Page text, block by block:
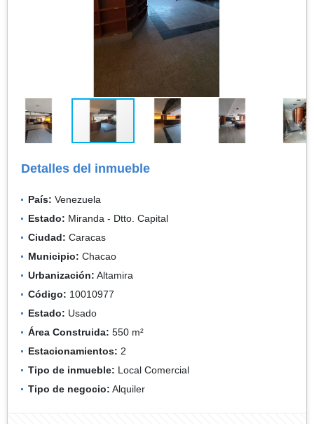
Detalles del inmueble
País: Venezuela
Estado: Miranda - Dtto. Capital
Ciudad: Caracas
Municipio: Chacao
Urbanización: Altamira
Código: 10010977
Estado: Usado
Área Construida: 550 m²
Estacionamientos: 2
Tipo de inmueble: Local Comercial
Tipo de negocio: Alquiler